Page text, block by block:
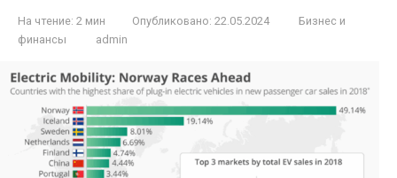
На чтение: 2 мин Опубликовано: 22.05.2024
Бизнес и
финансы
admin